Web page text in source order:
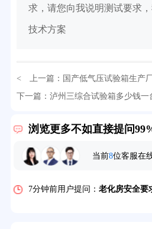
求，请您向我说明测试要求
技术方案
< 上一篇： 国产低气压试验箱生产
下一篇： 泸州三综合试验箱多少钱一
浏览更多不如直接提问
当前8位客服在
5分钟前用户提问： 高温恒温试
7分钟前用户提问： 老化房安全要